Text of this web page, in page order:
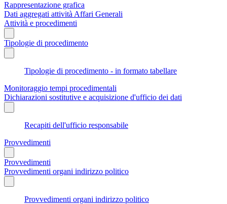
Rappresentazione grafica
Dati aggregati attività Affari Generali
Attività e procedimenti
Tipologie di procedimento
Tipologie di procedimento - in formato tabellare
Monitoraggio tempi procedimentali
Dichiarazioni sostitutive e acquisizione d'ufficio dei dati
Recapiti dell'ufficio responsabile
Provvedimenti
Provvedimenti
Provvedimenti organi indirizzo politico
Provvedimenti organi indirizzo politico